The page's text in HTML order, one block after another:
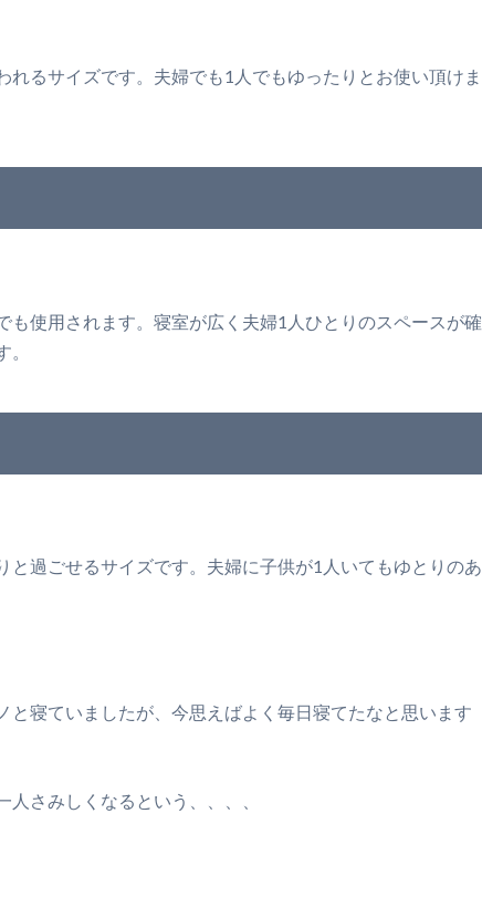
れるサイズです。夫婦でも1人でもゆったりとお使い頂けま
も使用されます。寝室が広く夫婦1人ひとりのスペースが確
と過ごせるサイズです。夫婦に子供が1人いてもゆとりのあ
と寝ていましたが、今思えばよく毎日寝てたなと思います
さみしくなるという、、、、